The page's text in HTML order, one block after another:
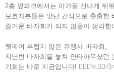
2층 펖파크에서는 아가들 신나게 뛰
보호자분들은 맛난 간식으로 출출한
즐거운 바자회가 되지 않을까 생각합
펫페어 부럽지 않은 유행사 바자회,
지난번 바자회를 놓쳐 안타까우셨던
기회는 바로 지금입니다!